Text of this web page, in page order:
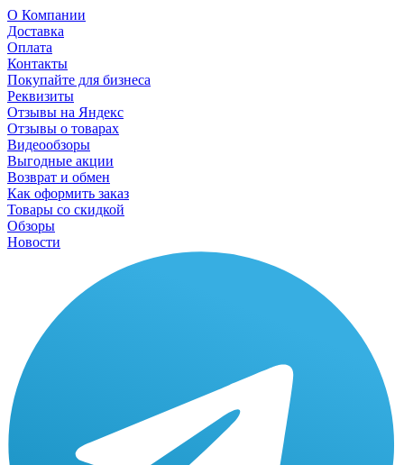
О Компании
Доставка
Оплата
Контакты
Покупайте для бизнеса
Реквизиты
Отзывы на Яндекс
Отзывы о товарах
Видеообзоры
Выгодные акции
Возврат и обмен
Как оформить заказ
Товары со скидкой
Обзоры
Новости